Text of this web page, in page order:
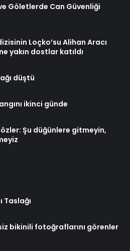
Göletlerde Can Güvenliği
Loçko’su Alihan Aracı
yakın dostlar katıldı
düştü
ikinci günde
Şu düğünlere gitmeyin,
Taslağı
bikinili fotoğraflarını görenler